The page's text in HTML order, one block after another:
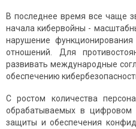
В последнее время все чаще
начала кибервойны -
нарушение
отношений. Для
развивать международные
обеспечению
С ростом количества
обрабатываемых в цифровом
защиты и обеспечения